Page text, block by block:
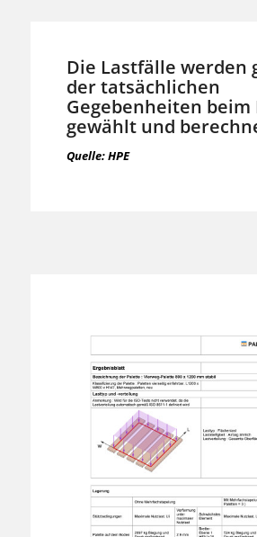
Die Lastfälle werden
der tatsächlichen
Gegebenheiten beim
gewählt und
Quelle: HPE